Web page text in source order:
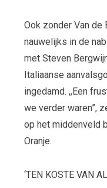
Ook zonder Van de
nauwelijks in de
met Steven
Italiaanse
ingedamd. ,,Een
we verder waren”,
op het middenveld
Oranje.
‘TEN KOSTE VAN